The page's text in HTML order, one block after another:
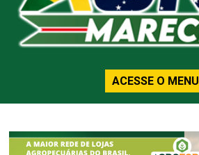
ACESSE O MENU